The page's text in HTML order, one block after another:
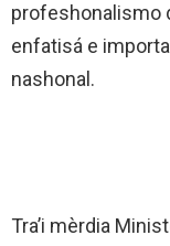
profeshonalismo
enfatisá e
nashonal.
Tra’i mèrdia